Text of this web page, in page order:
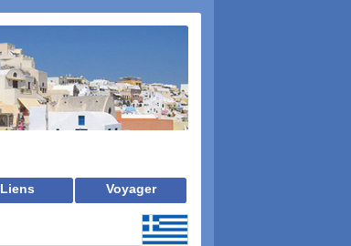
Liens Voyager